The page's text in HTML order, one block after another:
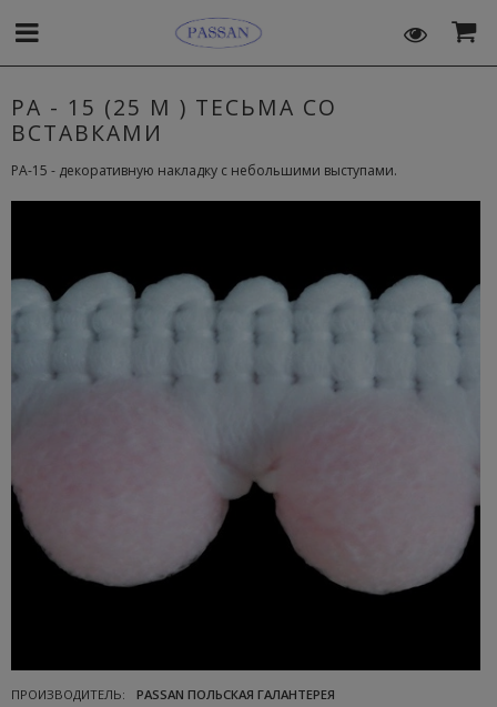
PA - 15 (25 М ) ТЕСЬМА СО
ВСТАВКАМИ
PA-15 - декоративную накладку с небольшими выступами.
ПРОИЗВОДИТЕЛЬ:
PASSAN ПОЛЬСКАЯ ГАЛАНТЕРЕЯ